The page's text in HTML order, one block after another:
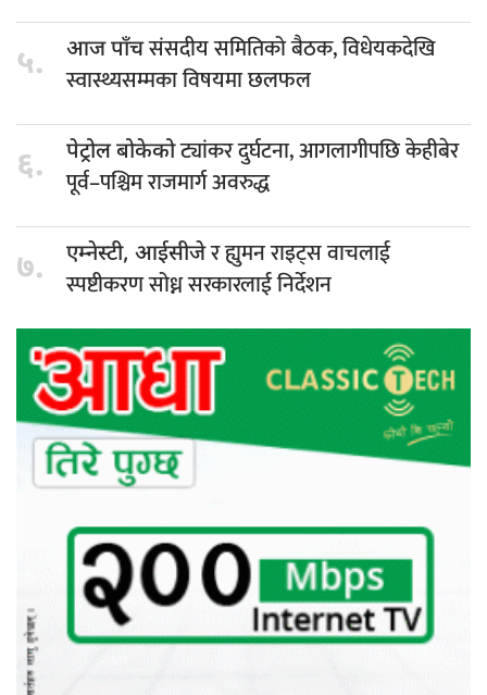
५. आज पाँचसंसदीय समितिको बैठक, विधेयकदेखि
स्वास्थ्यसम्मका विषयमा छलफल
६. पेट्रोल बोकेकोट्यांकर दुर्घटना, आगलागीपछि केहीबेर
पूर्व–पश्चिम राजमार्ग अवरुद्ध
७. एम्नेस्टी, आईसीजेर ह्युमन राइट्स वाचलाई
स्पष्टीकरण सोध्न सरकारलाई निर्देशन